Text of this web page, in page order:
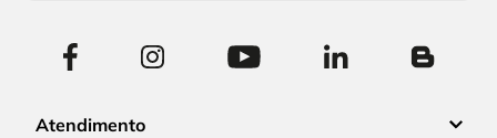
Atendimento